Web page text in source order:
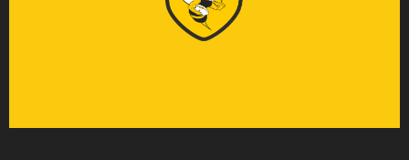
si fonda il futuro del club. Qui i ragazzi imparano non
solo le regole del rugby, ma anche i valori che lo
rendono unico: il rispetto per l’avversario, la